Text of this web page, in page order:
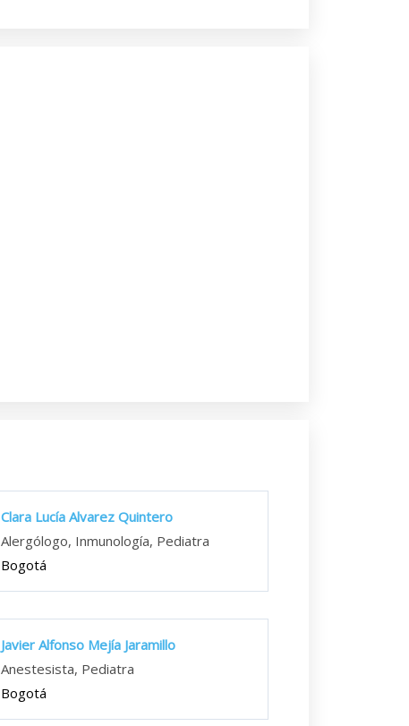
Clara Lucía Alvarez Quintero
Alergólogo, Inmunología, Pediatra
Bogotá
Javier Alfonso Mejía Jaramillo
Anestesista, Pediatra
Bogotá